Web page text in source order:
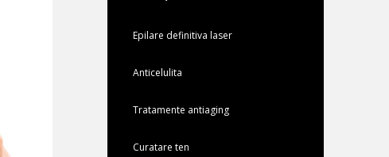
Epilare definitiva laser
Anticelulita
Tratamente antiaging
Curatare ten